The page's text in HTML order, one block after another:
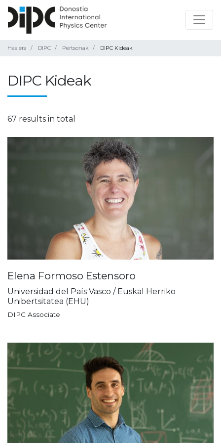
Hasiera DIPC Pertsonak DIPC Kideak
DIPC Kideak
67 results in total
Elena Formoso Estensoro
Universidad del País Vasco / Euskal Herriko
Unibertsitatea (EHU)
DIPC Associate